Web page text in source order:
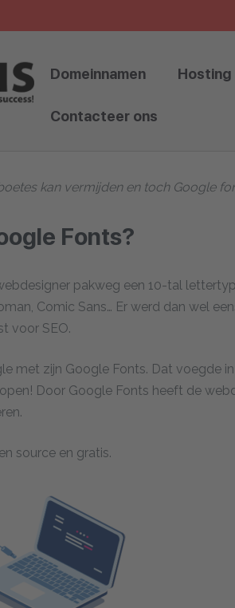
Domeinnamen Hosting
Contacteer ons
kan vermijden en toch Google
Fonts?
pakweg een 10-tal
Comic Sans… Er werd dan wel
voor SEO.
met zijn Google Fonts. Dat voegde
Door Google Fonts heeft de
source en gratis.